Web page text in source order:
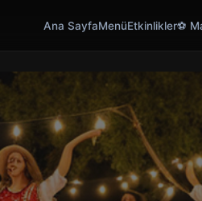
Ana SayfaMenüEtkinlikler⚽